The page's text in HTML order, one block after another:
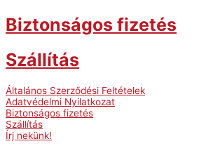
Biztonságos fizetés
Szállítás
Általános Szerződési Feltételek
Adatvédelmi Nyilatkozat
Biztonságos fizetés
Szállítás
Írj nekünk!